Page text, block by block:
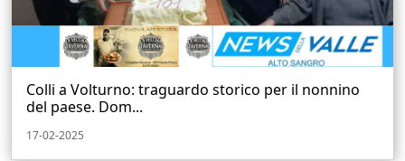
Colli a Volturno: traguardo storico per il nonnino
del paese. Dom...
17-02-2025